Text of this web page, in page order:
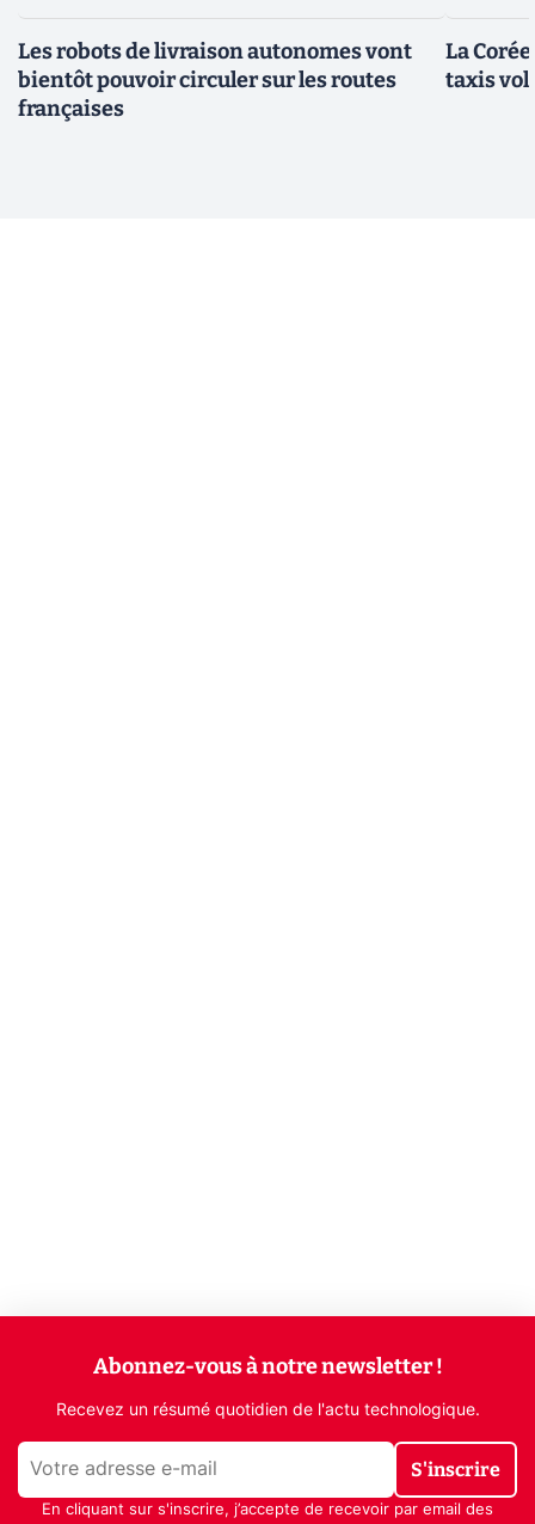
Les robots de livraison autonomes vont
bientôt pouvoir circuler sur les routes
françaises
La
taxis
Abonnez-vous à notre newsletter !
Recevez un résumé quotidien de l'actu technologique.
S'inscrire
En cliquant sur s'inscrire, j’accepte de recevoir par email des